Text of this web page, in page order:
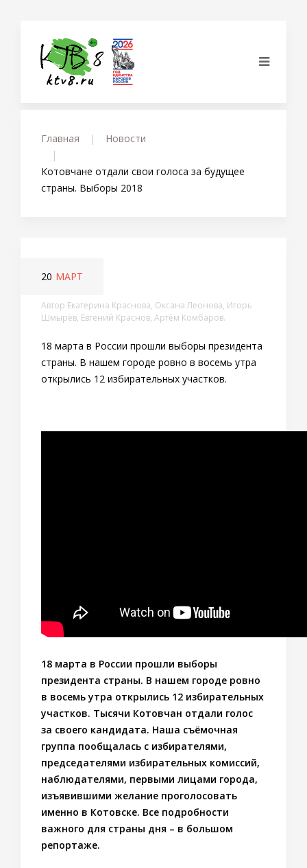
Главная Новости
Котовчане отдали свои голоса за будущее
страны. Выборы 2018
20 МАРТ
Автор Екатерина Краснова, Оксана Леонова, Игорь
Шмырёв, Евгений Краснов, Артём Комбаров.
18 марта в России прошли выборы президента
страны. В нашем городе ровно в восемь утра
открылись 12 избирательных участков.
18 марта в России прошли выборы
президента страны. В нашем городе ровно
в восемь утра открылись 12 избирательных
участков. Тысячи Котовчан отдали голос
за своего кандидата. Наша съёмочная
группа пообщалась с избирателями,
председателями избирательных комиссий,
наблюдателями, первыми лицами города,
изъявившими желание проголосовать
именно в Котовске. Все подробности
важного для страны дня – в большом
репортаже.